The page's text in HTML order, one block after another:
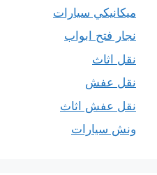
ميكانيكي سيارات
نجار فتح ابواب
نقل اثاث
نقل عفش
نقل عفش اثاث
ونش سيارات